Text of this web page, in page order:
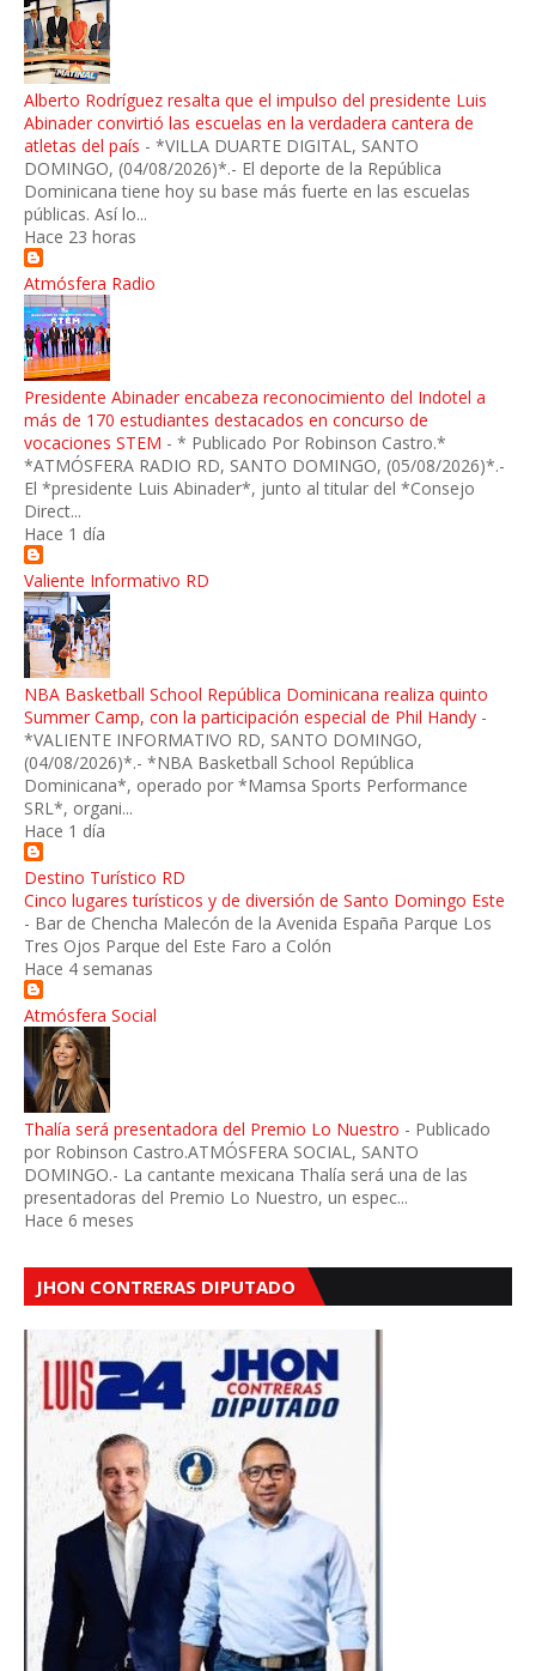
Alberto Rodríguez resalta que el impulso del presidente Luis
Abinader convirtió las escuelas en la verdadera cantera de
atletas del país - *VILLA DUARTE DIGITAL, SANTO
DOMINGO, (04/08/2026)*.- El deporte de la República
Dominicana tiene hoy su base más fuerte en las escuelas
públicas. Así lo...
Hace 23 horas
Atmósfera Radio
Presidente Abinader encabeza reconocimiento del Indotel a
más de 170 estudiantes destacados en concurso de
vocaciones STEM - * Publicado Por Robinson Castro.*
*ATMÓSFERA RADIO RD, SANTO DOMINGO, (05/08/2026)*.-
El *presidente Luis Abinader*, junto al titular del *Consejo
Direct...
Hace 1 día
Valiente Informativo RD
NBA Basketball School República Dominicana realiza quinto
Summer Camp, con la participación especial de Phil Handy -
*VALIENTE INFORMATIVO RD, SANTO DOMINGO,
(04/08/2026)*.- *NBA Basketball School República
Dominicana*, operado por *Mamsa Sports Performance
SRL*, organi...
Hace 1 día
Destino Turístico RD
Cinco lugares turísticos y de diversión de Santo Domingo Este
- Bar de Chencha Malecón de la Avenida España Parque Los
Tres Ojos Parque del Este Faro a Colón
Hace 4 semanas
Atmósfera Social
Thalía será presentadora del Premio Lo Nuestro - Publicado
por Robinson Castro.ATMÓSFERA SOCIAL, SANTO
DOMINGO.- La cantante mexicana Thalía será una de las
presentadoras del Premio Lo Nuestro, un espec...
Hace 6 meses
JHON CONTRERAS DIPUTADO